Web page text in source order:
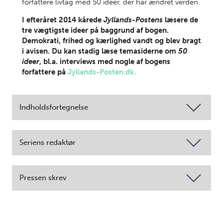
forfattere livtag med 50 ideer, der har ændret verden.
I efteråret 2014 kårede Jyllands-Postens læsere de
tre vægtigste ideer på baggrund af bogen.
Demokrati, frihed og kærlighed vandt og blev bragt
i avisen. Du kan stadig læse temasiderne om 50
ideer, bl.a. interviews med nogle af bogens
forfattere på Jyllands-Posten.dk.
Indholdsfortegnelse
Seriens redaktør
Pressen skrev